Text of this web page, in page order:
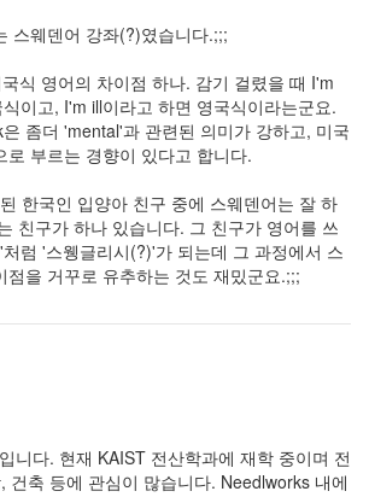
스웨덴어 강좌(?)였습니다.;;;
식 영어의 차이점 하나. 감기 걸렸을 때 I'm
이고, I'm ill이라고 하면 영국식이라는군요.
좀더 'mental'과 관련된 의미가 강하고, 미국
로 부르는 경향이 있다고 합니다.
한국인 입양아 친구 중에 스웨덴어는 잘 하
친구가 하나 있습니다. 그 친구가 영어를 쓰
럼 '스웽글리시(?)'가 되는데 그 과정에서 스
점을 거꾸로 유추하는 것도 재밌군요.;;;
니다. 현재 KAIST 전산학과에 재학 중이며 전
건축 등에 관심이 많습니다. Needlworks 내에